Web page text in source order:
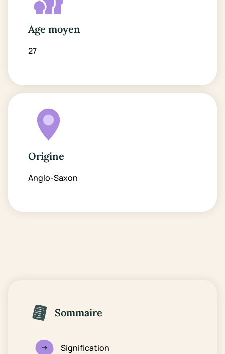
Age moyen
27
Origine
Anglo-Saxon
Sommaire
Signification